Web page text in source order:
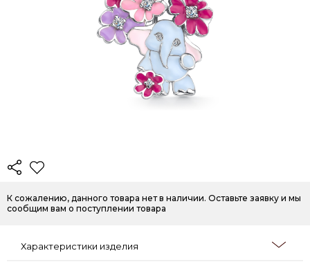
К сожалению, данного товара нет в наличии. Оставьте заявку и мы
сообщим вам о поступлении товара
Характеристики изделия